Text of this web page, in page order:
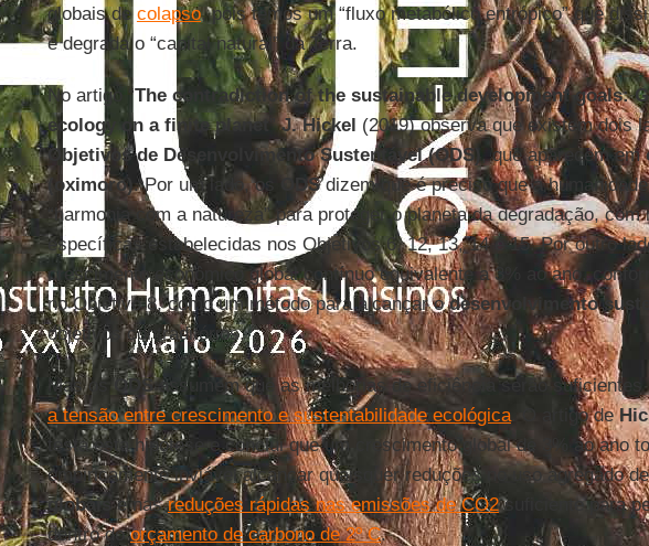
globais de colapso, pois temos um “fluxo metabólico entrópico” que
e degrada o “capital natural” da Terra.
No artigo “The contradiction of the sustainable development goals:
ecology on a finite planet ”J. Hickel (2019) observa que existem dois
Objetivos de Desenvolvimento Sustentável (ODS)
, que aparecem em
(oximoro). Por um lado, os ODSdizem que é preciso que a
“harmonia com a natureza” para proteger o planeta da degradação, com
específicas estabelecidas nos Objetivos 6, 12, 13, 14 e 15. Por outro
crescimento econômico global contínuo equivalente a 3% ao ano,
no Objetivo 8, como um método para alcançar odesenvolvimento
objetivos contraditórios.
Mas os ODSassumem que as melhorias de eficiência serão
a tensão entre crescimento e sustentabilidade ecológica. O artigo de
testa esta hipótese e conclui que um crescimento global de 3% ao ano
empiricamente inviável alcançar quaisquer reduções no uso agregado
globais e nasreduções rápidas nas emissões de CO2suficiente para
dentro doorçamento de carbono de 2º C.